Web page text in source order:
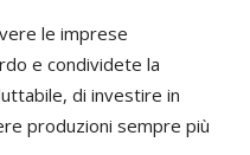
le imprese
e condividete la
di investire in
produzioni sempre più